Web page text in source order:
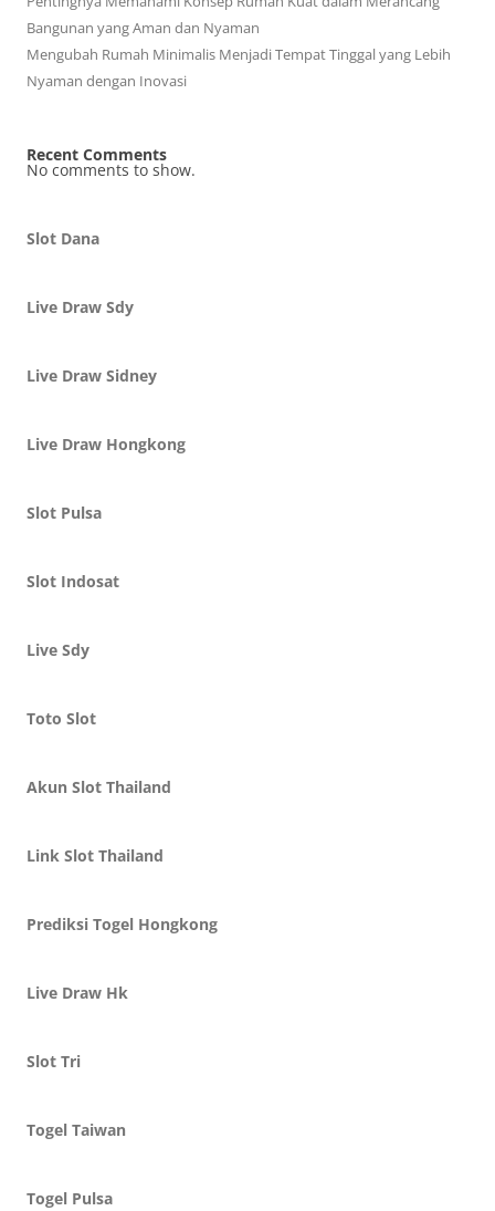
Bangunan yang Aman dan Nyaman
Mengubah Rumah Minimalis Menjadi Tempat Tinggal yang Lebih
Nyaman dengan Inovasi
Recent Comments
No comments to show.
Slot Dana
Live Draw Sdy
Live Draw Sidney
Live Draw Hongkong
Slot Pulsa
Slot Indosat
Live Sdy
Toto Slot
Akun Slot Thailand
Link Slot Thailand
Prediksi Togel Hongkong
Live Draw Hk
Slot Tri
Togel Taiwan
Togel Pulsa